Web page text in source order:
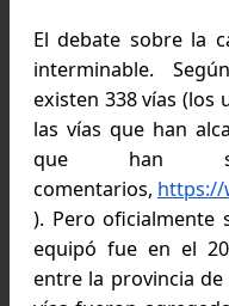
Pero la
reúne una serie
especial para
macizos con
escalar en estilo
ya equipadas de
que tiene este